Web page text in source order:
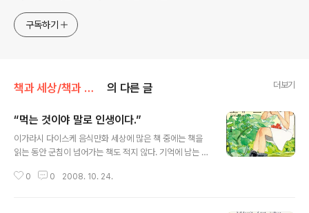
http://www.facebook.com/ymcaman
구독하기
책과 세상/책과 세상 - 채식 건강 의 다른 글 더보기
“먹는 것이야 말로 인생이다.”
이가라시 다이스케 음식만화 세상에 많은 책 중에는 책을
읽는 동안 군침이 넘어가는 책도 적지 않다. 기억에 남는 맛
있다. 이북이 고향인 작가가 소개하는 이름도 생소한 고향
0 0 2008. 10. 24.